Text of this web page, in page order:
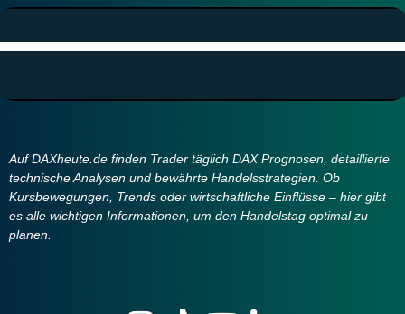
Auf DAXheute.de finden Trader täglich DAX Prognosen, detaillierte
technische Analysen und bewährte Handelsstrategien. Ob
Kursbewegungen, Trends oder wirtschaftliche Einflüsse – hier gibt
es alle wichtigen Informationen, um den Handelstag optimal zu
planen.